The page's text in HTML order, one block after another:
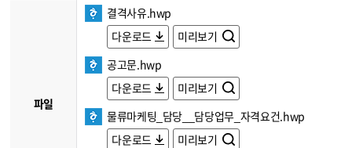
파일
결격사유.hwp
다운로드
미리보기
공고문.hwp
다운로드
미리보기
물류마케팅_담당__담당업무_자격요건.hwp
다운로드
미리보기